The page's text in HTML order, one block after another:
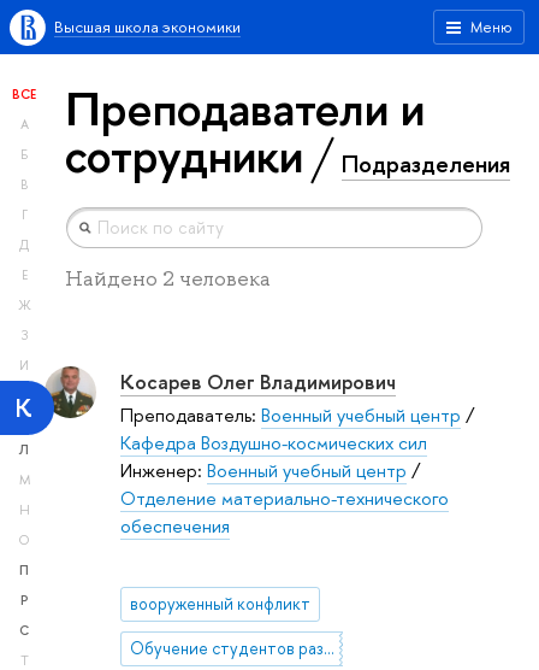
Меню
Высшая школа экономики
ВСЕ
А
Б
В
Г
Д
Е
Ж
З
И
К
Л
М
Н
О
П
Р
С
Т
Преподаватели и
сотрудники Подразделения
Найдено 2 человека
Косарев Олег Владимирович
Преподаватель: Военный учебный центр /
Кафедра Воздушно-космических сил
Инженер: Военный учебный центр /
Отделение материально-технического
обеспечения
вооруженный конфликт
Обучение студентов различным приемам и способам боевых действий в составе подразделений, умелому применению индивидуального и группового оружия и боевой техники в сложных условиях боевой обстановки.